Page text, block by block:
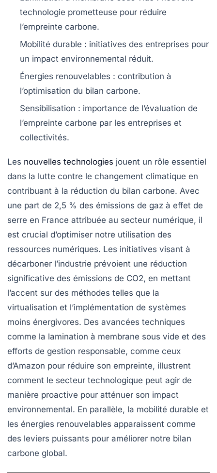
technologie prometteuse pour réduire
l’empreinte carbone.
Mobilité durable : initiatives des entreprises pour
un impact environnemental réduit.
Énergies renouvelables : contribution à
l’optimisation du bilan carbone.
Sensibilisation : importance de l’évaluation de
l’empreinte carbone par les entreprises et
collectivités.
Les nouvelles technologies jouent un rôle essentiel
dans la lutte contre le changement climatique en
contribuant à la réduction du bilan carbone. Avec
une part de 2,5 % des émissions de gaz à effet de
serre en France attribuée au secteur numérique, il
est crucial d’optimiser notre utilisation des
ressources numériques. Les initiatives visant à
décarboner l’industrie prévoient une réduction
significative des émissions de CO2, en mettant
l’accent sur des méthodes telles que la
virtualisation et l’implémentation de systèmes
moins énergivores. Des avancées techniques
comme la lamination à membrane sous vide et des
efforts de gestion responsable, comme ceux
d’Amazon pour réduire son empreinte, illustrent
comment le secteur technologique peut agir de
manière proactive pour atténuer son impact
environnemental. En parallèle, la mobilité durable et
les énergies renouvelables apparaissent comme
des leviers puissants pour améliorer notre bilan
carbone global.